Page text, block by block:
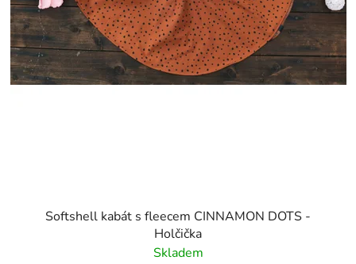
Softshell kabát s fleecem CINNAMON DOTS -
Holčička
Skladem